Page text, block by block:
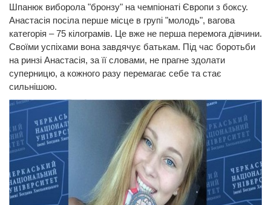
Шпанюк виборола "бронзу" на чемпіонаті Європи з боксу.
Анастасія посіла перше місце в групі "молодь", вагова
категорія – 75 кілограмів. Це вже не перша перемога дівчини.
Своїми успіхами вона завдячує батькам. Під час боротьби
на ринзі Анастасія, за її словами, не прагне здолати
суперницю, а кожного разу перемагає себе та стає
сильнішою.